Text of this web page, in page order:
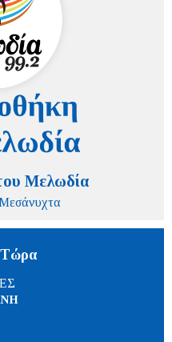
Μελωδία
Τώρα